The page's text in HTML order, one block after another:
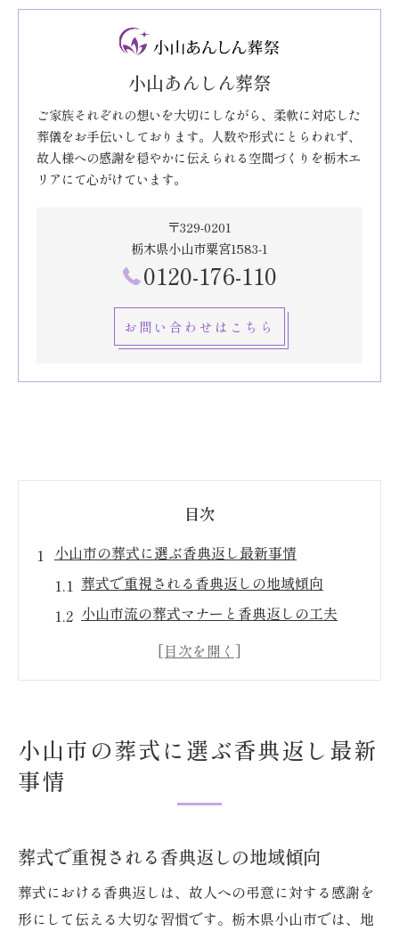
小山あんしん葬祭
ご家族それぞれの想いを大切にしながら、柔軟に対応した
葬儀をお手伝いしております。人数や形式にとらわれず、
故人様への感謝を穏やかに伝えられる空間づくりを栃木エ
リアにて心がけています。
〒329-0201
栃木県小山市粟宮1583-1
0120-176-110
お問い合わせはこちら
目次
小山市の葬式に選ぶ香典返し最新事情
葬式で重視される香典返しの地域傾向
小山市流の葬式マナーと香典返しの工夫
2026年注目の葬式・香典返し最新動向
センス重視で選ぶ2026年香典返しトレンド
葬式で映えるセンスある香典返しの提案
由
最新カタログギフトで差がつく葬式返礼品
葬式で注目の香典返しランキングを解説
小山市の葬式に選ぶ香典返し最新
事情
葬式で重視される香典返しの地域傾向
葬式における香典返しは、故人への弔意に対する感謝を
形にして伝える大切な習慣です。栃木県小山市では、地